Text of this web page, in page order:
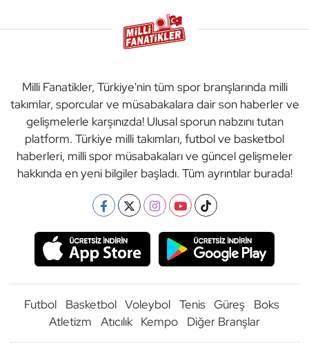
Milli Fanatikler, Türkiye'nin tüm spor branşlarında milli
takımlar, sporcular ve müsabakalara dair son haberler ve
gelişmelerle karşınızda! Ulusal sporun nabzını tutan
platform. Türkiye milli takımları, futbol ve basketbol
haberleri, milli spor müsabakaları ve güncel gelişmeler
hakkında en yeni bilgiler başladı. Tüm ayrıntılar burada!
Futbol Basketbol Voleybol Tenis Güreş
Boks
Atletizm
Atıcılık Kempo Diğer Branşlar